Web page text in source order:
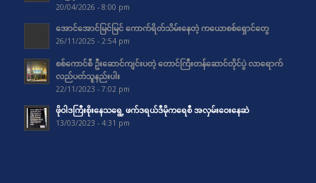
20/04/2026 - 8:00 pm
အောင်အောင်မြင်မြင် ကောက်ရိတ်သိမ်းနေတဲ့ ကယောစစ်ရှောင်တွေ
26/11/2025 - 2:54 pm
စစ်ကောင်စီ ဦးဆောင်ကျင်းပတဲ့ တောင်ကြီးတန်ဆောင်တိုင်ပွဲ လာရောက်
လည်ပတ်သူနည်းပါး
22/11/2023 - 7:02 pm
ဖိုဝါဒကြီးစိုးနေသရွေ့ ဖက်ဒရယ်ဒီမိုကရေစီ အလှမ်းဝေးနေဆဲ
13/03/2023 - 4:31 pm